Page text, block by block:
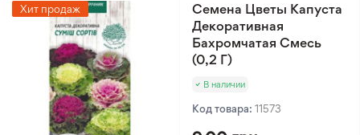
Хит продаж
Семена Цветы Капуста
Декоративная
Бахромчатая Смесь
(0,2 Г)
В наличии
Код товара: 11573